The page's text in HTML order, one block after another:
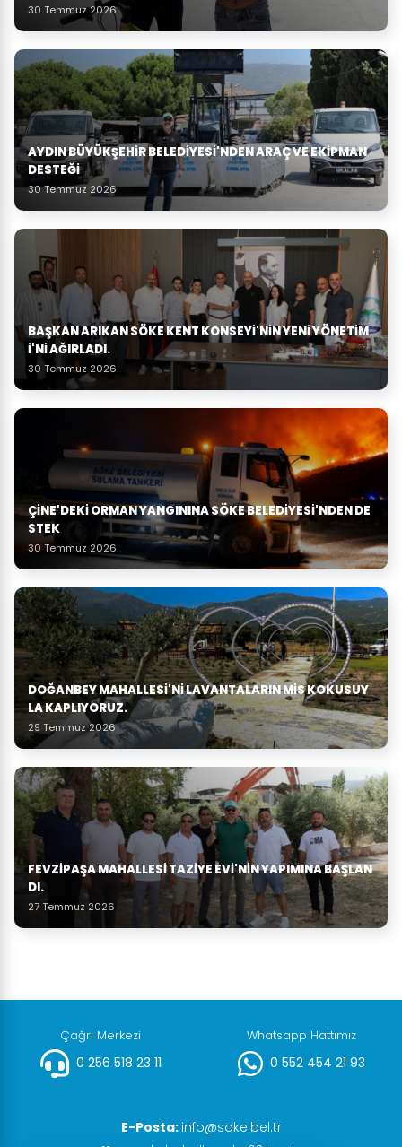
30 Temmuz 2026
AYDIN BÜYÜKŞEHIR BELEDIYESI'NDEN ARAÇ VE EKIPMAN
DESTEĞI
30 Temmuz 2026
BAŞKAN ARIKAN SÖKE KENT KONSEYI'NIN YENI YÖNETIM
I'NI AĞIRLADI.
30 Temmuz 2026
ÇINE'DEKI ORMAN YANGININA SÖKE BELEDIYESI'NDEN DE
STEK
30 Temmuz 2026
DOĞANBEY MAHALLESI'NI LAVANTALARIN MIS KOKUSUY
LA KAPLIYORUZ.
29 Temmuz 2026
FEVZIPAŞA MAHALLESI TAZIYE EVI'NIN YAPIMINA BAŞLAN
DI.
27 Temmuz 2026
Çağrı Merkezi
0 256 518 23 11
Whatsapp Hattımız
0 552 454 21 93
E-Posta: info@soke.bel.tr